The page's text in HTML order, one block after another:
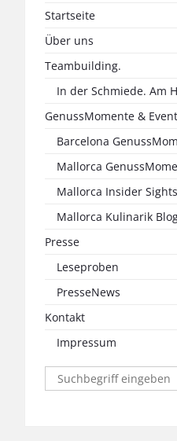
Startseite
Über uns
Teambuilding.
In der Schmiede. Am
GenussMomente &
Barcelona
Mallorca
Mallorca Insider
Mallorca Kulinarik
Presse
Leseproben
PresseNews
Kontakt
Impressum
Search
for: